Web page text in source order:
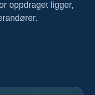
oppdraget ligger,